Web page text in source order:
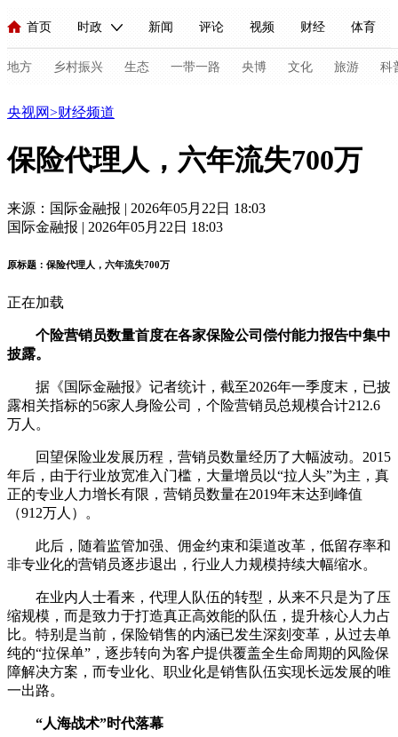
首页 时政 新闻 评论 视频 财经 体育
人民领袖习近平 联播+ 中国领导人 央视快评 习式妙语
直播 栏目大全 节目单 听音 微视频 主持人
海外频道 iPanda English Монгол
地方 乡村振兴 生态 一带一路 央博 文化 旅游 科
新闻 国内 国际 评论 经济
人民领袖习近平 联播+ 热解读
现场
VIP会员 CCTV奥林匹克频道 生活体育大会 体育江湖
财经
大国智造 大国展会 大国保险 云顶对话 云起
CCTV.节目官网 直播 节目单 栏目 片库 热播榜
央视网>财经频道
保险代理人，六年流失700万
来源：国际金融报 | 2026年05月22日 18:03
国际金融报 | 2026年05月22日 18:03
原标题：保险代理人，六年流失700万
正在加载
个险营销员数量首度在各家保险公司偿付能力报告中集中
披露。
据《国际金融报》记者统计，截至2026年一季度末，已披
露相关指标的56家人身险公司，个险营销员总规模合计212.6
万人。
回望保险业发展历程，营销员数量经历了大幅波动。2015
年后，由于行业放宽准入门槛，大量增员以“拉人头”为主，真
正的专业人力增长有限，营销员数量在2019年末达到峰值
（912万人）。
此后，随着监管加强、佣金约束和渠道改革，低留存率和
非专业化的营销员逐步退出，行业人力规模持续大幅缩水。
在业内人士看来，代理人队伍的转型，从来不只是为了压
缩规模，而是致力于打造真正高效能的队伍，提升核心人力占
比。特别是当前，保险销售的内涵已发生深刻变革，从过去单
纯的“拉保单”，逐步转向为客户提供覆盖全生命周期的风险保
障解决方案，而专业化、职业化是销售队伍实现长远发展的唯
一出路。
“人海战术”时代落幕